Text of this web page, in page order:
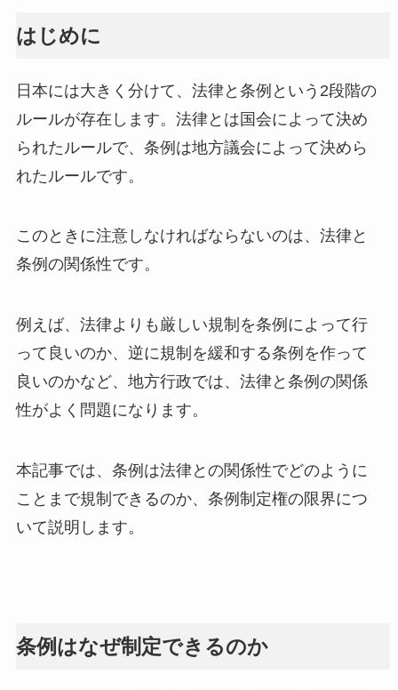
はじめに
日本には大きく分けて、法律と条例という2段階の
ルールが存在します。法律とは国会によって決め
られたルールで、条例は地方議会によって決めら
れたルールです。
このときに注意しなければならないのは、法律と
条例の関係性です。
例えば、法律よりも厳しい規制を条例によって行
って良いのか、逆に規制を緩和する条例を作って
良いのかなど、地方行政では、法律と条例の関係
性がよく問題になります。
本記事では、条例は法律との関係性でどのように
ことまで規制できるのか、条例制定権の限界につ
いて説明します。
条例はなぜ制定できるのか